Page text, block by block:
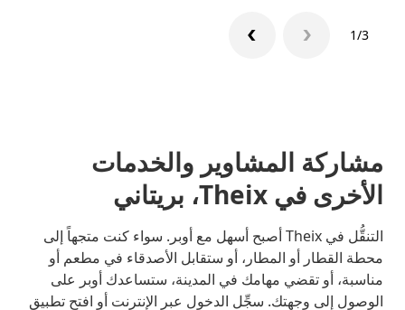
1/3
مشاركة المشاوير والخدمات
الأخرى في Theix، بريتاني
التنقُّل في Theix أصبح أسهل مع أوبر. سواء كنت متجهاً إلى
محطة القطار أو المطار، أو ستقابل الأصدقاء في مطعم أو
مناسبة، أو تقضي مهامك في المدينة، ستساعدك أوبر على
الوصول إلى وجهتك. سجِّل الدخول عبر الإنترنت أو افتح تطبيق